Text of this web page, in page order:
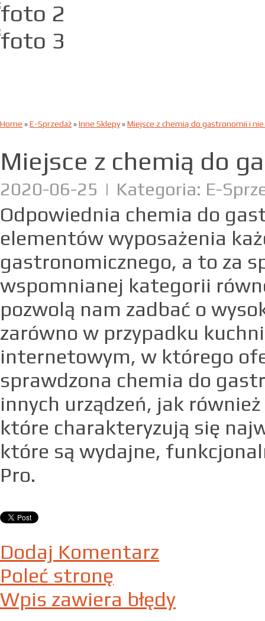
Home »E-Sprzedaż»Inne Sklepy»Miejsce z chemią do gastronomii i
Miejsce z chemią do
2020-06-25 | Kategoria: E-
Odpowiednia chemia do
elementów wyposażenia
gastronomicznego, a to za
wspomnianej kategorii
pozwolą nam zadbać o
zarówno w przypadku
internetowym, w którego
sprawdzona chemia do
innych urządzeń, jak
które charakteryzują się
które są wydajne,
Pro.
Dodaj Komentarz
Poleć stronę
Wpis zawiera błędy